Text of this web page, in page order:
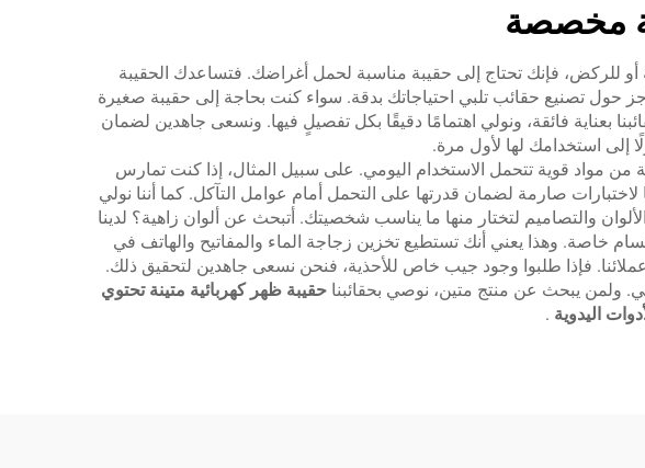
مخصصة
أو للركض، فإنك تحتاج إلى حقيبة مناسبة لحمل أغراضك. فتساعدك الحقيبة
باجز حول تصنيع حقائب تلبي احتياجاتك بدقة. سواء كنت بحاجة إلى حقيبة صغيرة
بعناية فائقة، ونولي اهتمامًا دقيقًا بكل تفصيلٍ فيها. ونسعى جاهدين لضمان
إلى استخدامك لها لأول مرة.
من مواد قوية تتحمل الاستخدام اليومي. على سبيل المثال، إذا كنت تمارس
صارمة لضمان قدرتها على التحمل أمام عوامل التآكل. كما أننا نولي
والتصاميم لتختار منها ما يناسب شخصيتك. أتبحث عن ألوان زاهية؟ لدينا
خاصة. وهذا يعني أنك تستطيع تخزين زجاجة الماء والمفاتيح والهاتف في
فإذا طلبوا وجود جيب خاص للأحذية، فنحن نسعى جاهدين لتحقيق ذلك.
ولمن يبحث عن منتج متين، نوصي بحقائبناحقيبة ظهر كهربائية متينة تحتوي
اليدوية .